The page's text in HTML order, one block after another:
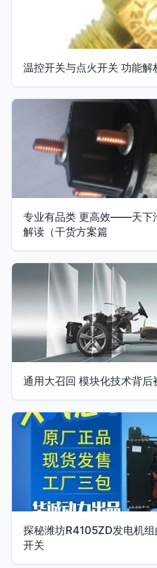
温控开关与点火开关 功能解
专业有品类 更高效——天下
解读（干货方案篇
通用大召回 模块化技术背后
探秘潍坊R4105ZD发电机
开关